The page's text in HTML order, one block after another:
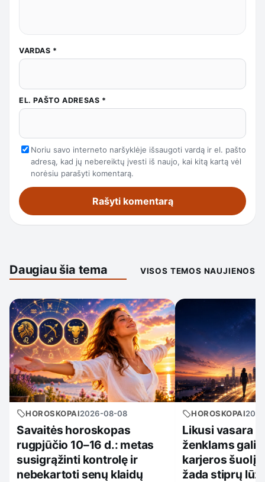
VARDAS *
EL. PAŠTO ADRESAS *
Noriu savo interneto naršyklėje išsaugoti vardą ir el. pašto
adresą, kad jų nebereiktų įvesti iš naujo, kai kitą kartą vėl
norėsiu parašyti komentarą.
Daugiau šia tema VISOS TEMOS NAUJIENOS
HOROSKOPAI2026-08-08
Savaitės horoskopas
rugpjūčio 10–16 d.: metas
susigrąžinti kontrolę ir
nebekartoti senų klaidų
HOROSKOPAI
Likusi vasara
ženklams gali
karjeros šuolį:
žada stiprų lūžį